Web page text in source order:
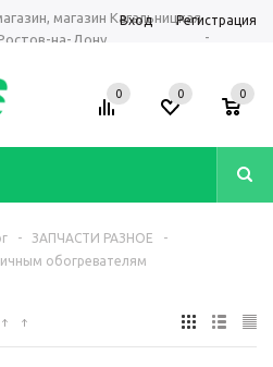
магазин Кагальницкая
на-Дону
-
Вход Регистрация
0 0 0
- ЗАПЧАСТИ РАЗНОЕ
-
обогревателям